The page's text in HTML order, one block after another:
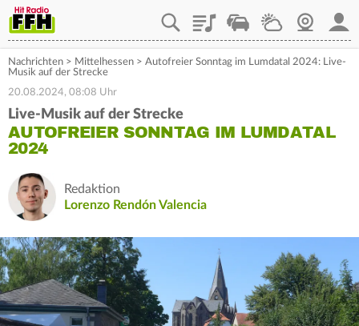
PlaylistStaupilotWetterWebcam
Nachrichten > Mittelhessen > Autofreier Sonntag im Lumdatal 2024: Live-
Musik auf der Strecke
20.08.2024, 08:08 Uhr
Live-Musik auf der Strecke
AUTOFREIER SONNTAG IM LUMDATAL
2024
Redaktion
Lorenzo Rendón Valencia